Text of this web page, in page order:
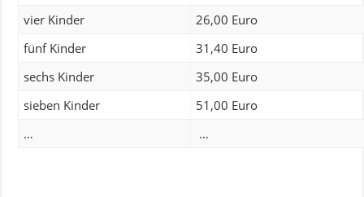
vier Kinder
26,00 Euro
fünf Kinder
31,40 Euro
sechs Kinder
35,00 Euro
sieben Kinder
51,00 Euro
…
…